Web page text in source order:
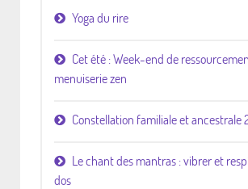
Yoga du rire
Cet été : Week-end de
menuiserie zen
Constellation familiale et
Le chant des mantras : vibrer et
dos